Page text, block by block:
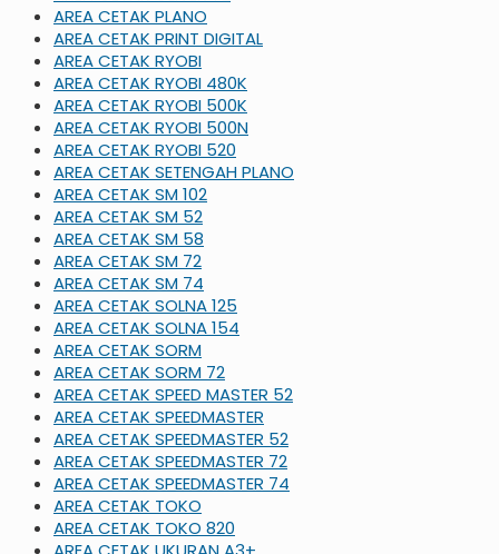
AREA CETAK PLANO
AREA CETAK PRINT DIGITAL
AREA CETAK RYOBI
AREA CETAK RYOBI 480K
AREA CETAK RYOBI 500K
AREA CETAK RYOBI 500N
AREA CETAK RYOBI 520
AREA CETAK SETENGAH PLANO
AREA CETAK SM 102
AREA CETAK SM 52
AREA CETAK SM 58
AREA CETAK SM 72
AREA CETAK SM 74
AREA CETAK SOLNA 125
AREA CETAK SOLNA 154
AREA CETAK SORM
AREA CETAK SORM 72
AREA CETAK SPEED MASTER 52
AREA CETAK SPEEDMASTER
AREA CETAK SPEEDMASTER 52
AREA CETAK SPEEDMASTER 72
AREA CETAK SPEEDMASTER 74
AREA CETAK TOKO
AREA CETAK TOKO 820